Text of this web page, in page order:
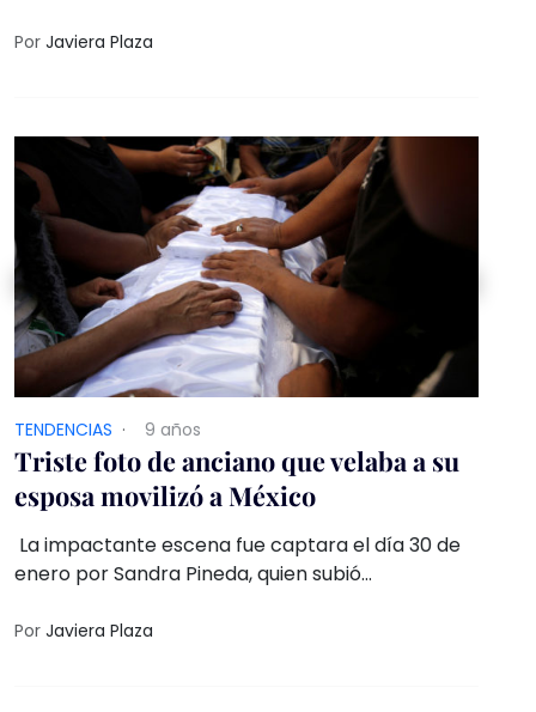
Por Javiera Plaza
TENDENCIAS · 9 años
Triste foto de anciano que velaba a su
esposa movilizó a México
La impactante escena fue captara el día 30 de
enero por Sandra Pineda, quien subió
Facebook.
Por Javiera Plaza